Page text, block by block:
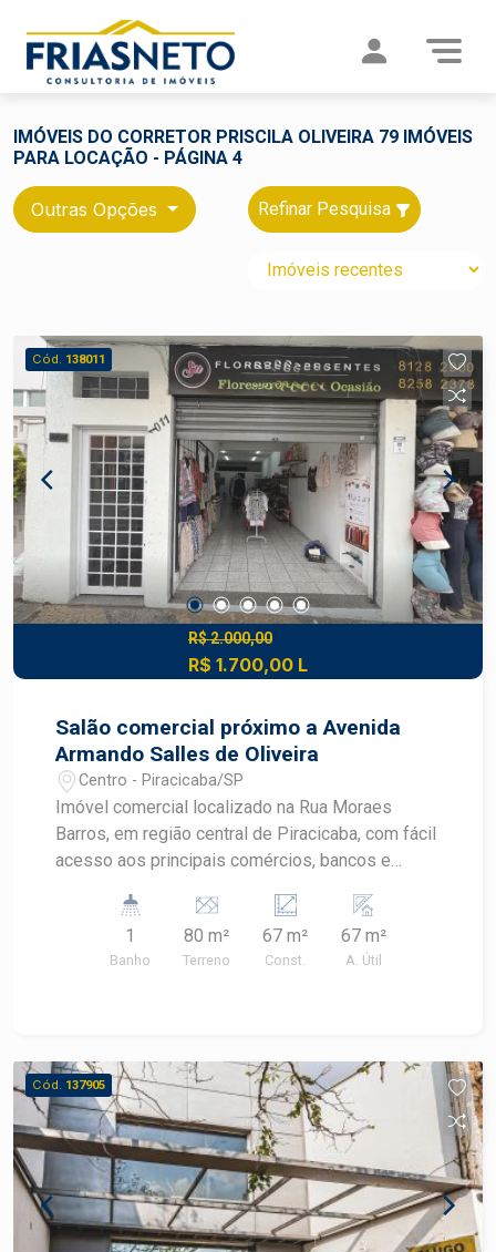
IMÓVEIS DO CORRETOR PRISCILA OLIVEIRA 79 IMÓVEIS
PARA LOCAÇÃO - PÁGINA 4
Outras Opções Refinar Pesquisa
Cód. 138011
R$ 2.000,00
R$ 1.700,00 L
Salão comercial próximo a Avenida
Armando Salles de Oliveira
Centro - Piracicaba/SP
Imóvel comercial localizado na Rua Moraes
Barros, em região central de Piracicaba, com fácil
acesso aos principais comércios, bancos e
escritórios, consultórios, lojas ou pequenos
negócios que buscam praticidade e localização
estratégica. - 67m² de área útil - Ambiente
para quem procura praticidade e boa visibilidade
em uma das regiões mais movimentadas da
cidade. Construa seu futuro com quem é agente
de desenvolvimento do mercado imobiliário de
Piracicaba. Agende sua visita.
1
Banho
80 m²
Terreno
67 m²
Const.
67 m²
A. Útil
Cód. 137905